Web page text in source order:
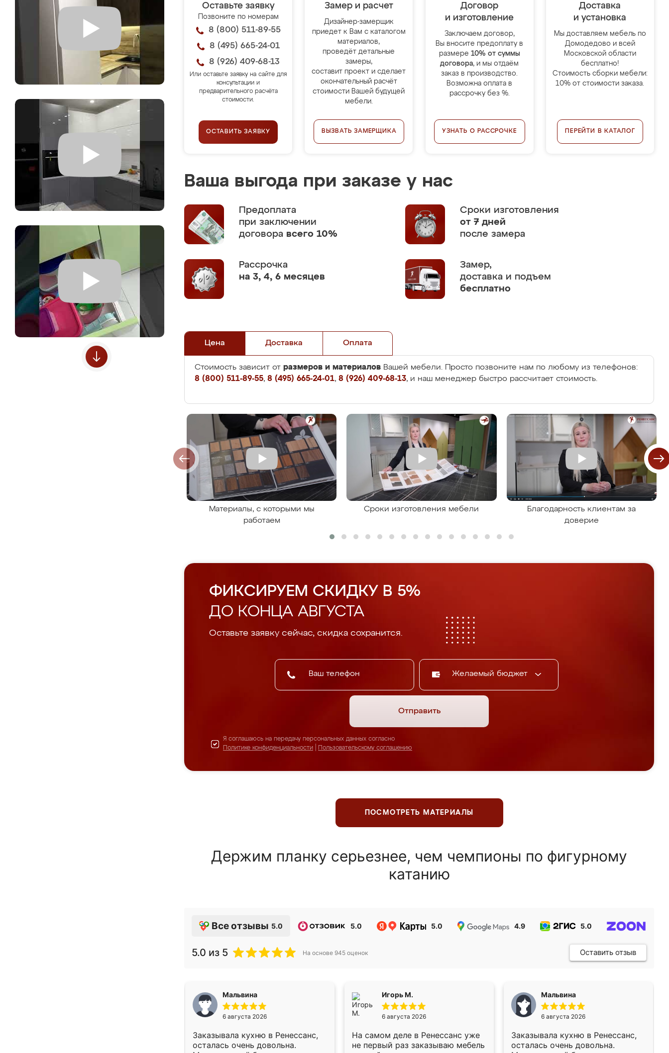
Оставьте заявку
Позвоните по номерам
8 (800) 511-89-55
8 (495) 665-24-01
8 (926) 409-68-13
Или оставьте заявку на сайте для
консультации и
предварительного расчёта
стоимости.
ОСТАВИТЬ ЗАЯВКУ
Замер и расчет
Дизайнер-замерщик
приедет к Вам с каталогом
материалов,
проведёт детальные
замеры,
составит проект и сделает
окончательный расчёт
стоимости Вашей будущей
мебели.
ВЫЗВАТЬ ЗАМЕРЩИКА
Договор
и изготовление
Заключаем договор,
Вы вносите предоплату в
размере 10% от суммы
договора, и мы отдаём
заказ в производство.
Возможна оплата в
рассрочку без %.
УЗНАТЬ О РАССРОЧКЕ
Доставка
и установка
Мы доставляем мебель по
Домодедово и всей
Московской области
бесплатно!
Стоимость сборки мебели:
10% от стоимости заказа.
ПЕРЕЙТИ В КАТАЛОГ
Ваша выгода при заказе у нас
Предоплата
при заключении
договора всего 10%
Сроки изготовления
от 7 дней
после замера
Рассрочка
на 3, 4, 6 месяцев
Замер,
доставка и подъем
бесплатно
Цена Доставка Оплата
Стоимость зависит от размеров и материалов Вашей мебели. Просто позвоните нам по любому из телефонов:
8 (800) 511-89-55, 8 (495) 665-24-01, 8 (926) 409-68-13, и наш менеджер быстро рассчитает стоимость.
Материалы, с которыми мы
работаем
Сроки изготовления мебели
Благодарность клиентам за
доверие
ФИКСИРУЕМ СКИДКУ В 5%
ДО КОНЦА АВГУСТА
Оставьте заявку сейчас, скидка сохранится.
Желаемый бюджет
Отправить
Я соглашаюсь на передачу персональных данных согласно
Политике конфиденциальности
Пользовательскому соглашению
ПОСМОТРЕТЬ МАТЕРИАЛЫ
Держим планку серьезнее, чем чемпионы по фигурному
катанию
Все отзывы 5.0 5.0 5.0 4.9 5.0
5.0 из 5 На основе 945 оценок Оставить отзыв
Мальвина
6 августа 2026
Заказывала кухню в Ренессанс,
осталась очень довольна.
Игорь М.
6 августа 2026
На самом деле в Ренессанс уже
не первый раз заказываю мебель
Мальвина
6 августа 2026
Заказывала кухню в Ренессанс,
осталась очень довольна.